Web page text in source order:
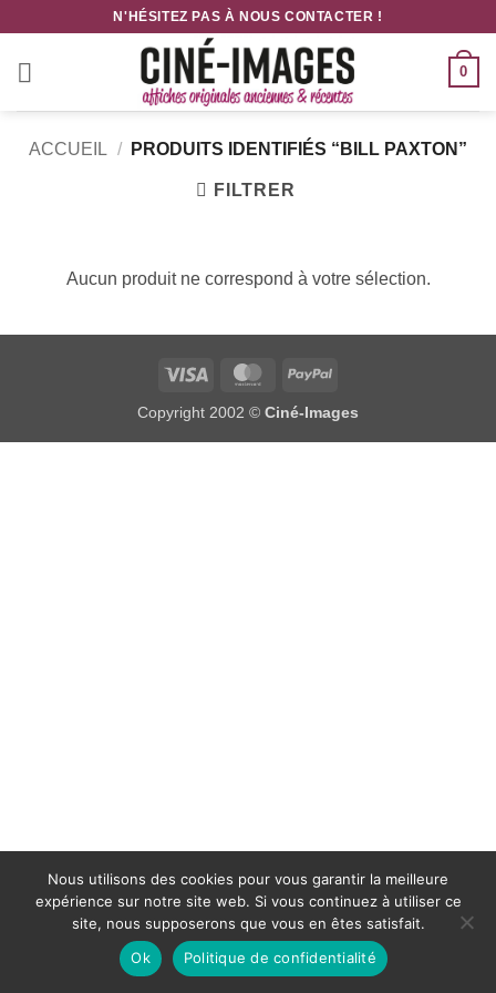
contenu
N'HÉSITEZ PAS À NOUS CONTACTER !
0
ACCUEIL / PRODUITS IDENTIFIÉS “BILL PAXTON”
FILTRER
Aucun produit ne correspond à votre sélection.
Visa MasterCardPayPal
Copyright 2002 © Ciné-Images
Nous utilisons des cookies pour vous garantir la meilleure
expérience sur notre site web. Si vous continuez à utiliser ce
site, nous supposerons que vous en êtes satisfait.
Ok
Politique de confidentialité